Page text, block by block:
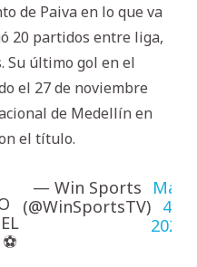
de Paiva en lo que va
20 partidos entre liga,
Su último gol en el
el 27 de noviembre
de Medellín en
el título.
— Win Sports
(@WinSportsTV)
May
4,
2026